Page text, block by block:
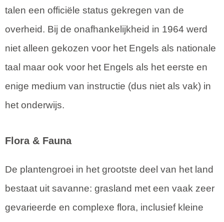
talen een officiële status gekregen van de
overheid. Bij de onafhankelijkheid in 1964 werd
niet alleen gekozen voor het Engels als nationale
taal maar ook voor het Engels als het eerste en
enige medium van instructie (dus niet als vak) in
het onderwijs.
Flora & Fauna
De plantengroei in het grootste deel van het land
bestaat uit savanne: grasland met een vaak zeer
gevarieerde en complexe flora, inclusief kleine